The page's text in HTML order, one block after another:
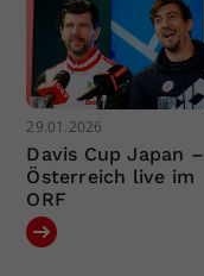
29.01.2026
Davis Cup Japan –
Österreich live im
ORF